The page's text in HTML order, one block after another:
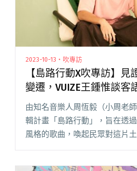
2023-10-13・吹專訪
【島路行動X吹專訪】見
變遷，VUIZE王鍾惟談客
〈起〉：「家，是在離開
到的概念。」
由知名音樂人周恆毅（小周老
輯計畫「島路行動」，旨在透
風格的歌曲，喚起民眾對這片
懷。為了展現台灣多元的文化